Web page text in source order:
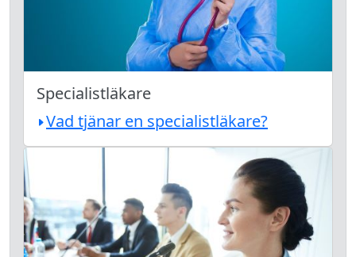
Specialistläkare
Vad tjänar en specialistläkare?